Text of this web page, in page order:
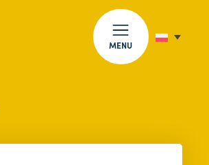
MENU